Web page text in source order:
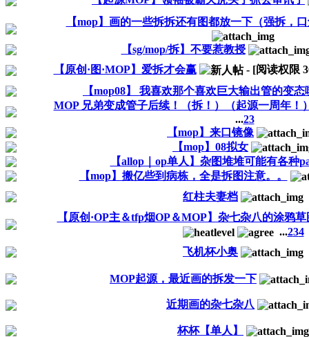
【mop】画的一些拆拆还有图都放一下（强拆，
【sg/mop/拆】不要惹教授
【原创·图·MOP】爱拆才会赢
- [阅读权限
【mop08】 我喜欢那个喜欢巨大输出管的变态
MOP 兄弟变成管子后续！（拆！）（起源一周年！
...23
【mop】来口镜像
【mop】08拟女
【allop｜op单人】杂图堆堆可能有各种
【mop】搬亿些到病栋，全是拆图注意。。
红柱夫妻档
【原创·OP主＆tfp烟OP＆MOP】杂七杂八的涂鸦草
...234
飞机杯小奥
MOP起源，最近画的拆发一下
近期画的杂七杂八
杯杯【单人】